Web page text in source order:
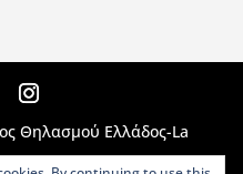
Θηλασμού Ελλάδος-La
Rights Reserved |